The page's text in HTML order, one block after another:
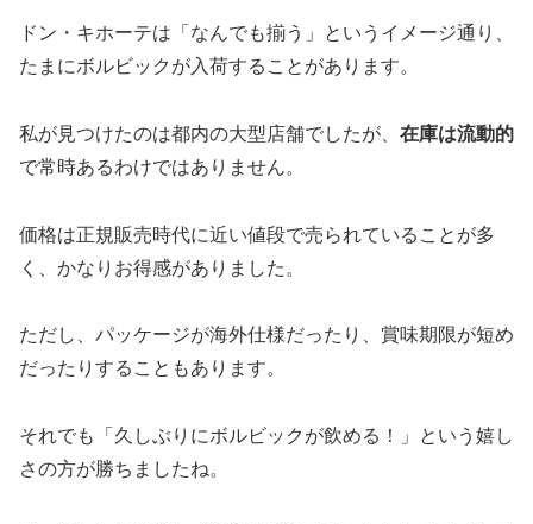
ドン・キホーテは「なんでも揃う」というイメージ通り、
たまにボルビックが入荷することがあります。
私が見つけたのは都内の大型店舗でしたが、 在庫は流動的
で常時あるわけではありません。
価格は正規販売時代に近い値段で売られていることが多
く、かなりお得感がありました。
ただし、パッケージが海外仕様だったり、賞味期限が短め
だったりすることもあります。
それでも「久しぶりにボルビックが飲める！」という嬉し
さの方が勝ちましたね。